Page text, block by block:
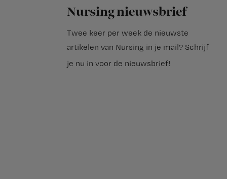
Nursing nieuwsbrief
Twee keer per week de nieuwste
artikelen van Nursing in je mail? Schrijf
je nu in voor de nieuwsbrief!